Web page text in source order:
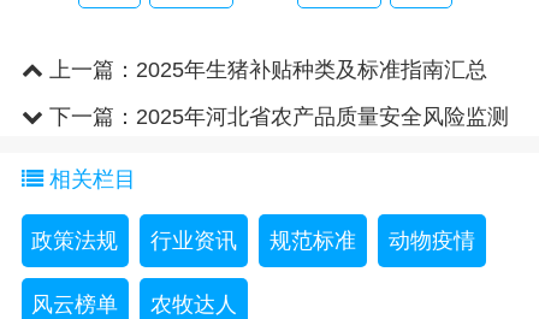
上一篇： 2025年生猪补贴种类及标准指南汇总
下一篇： 2025年河北省农产品质量安全风险监测
相关栏目
政策法规 行业资讯 规范标准 动物疫情
风云榜单 农牧达人